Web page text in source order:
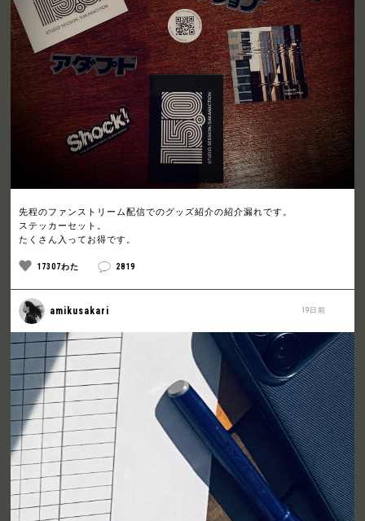
先程のファンストリーム配信でのグッズ紹介の紹介漏れです。
ステッカーセット。
たくさん入ってお得です。
17307わた 2819
19日前
amikusakari